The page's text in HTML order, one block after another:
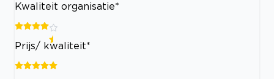
Kwaliteit organisatie*
Prijs/ kwaliteit*